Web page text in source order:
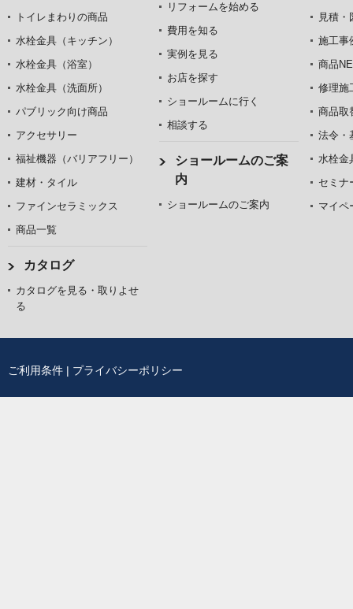
トイレまわりの商品
水栓金具（キッチン）
水栓金具（浴室）
水栓金具（洗面所）
パブリック向け商品
アクセサリー
福祉機器（バリアフリー）
建材・タイル
ファインセラミックス
商品一覧
カタログ
カタログを見る・取りよせ
る
リフォームを始める
費用を知る
実例を見る
お店を探す
ショールームに行く
相談する
ショールームのご案
内
ショールームのご案内
見積・
施工事
商品
修理施
商品取
法令・
水栓金
セミナ
マイペ
ご利用条件 | プライバシーポリシー